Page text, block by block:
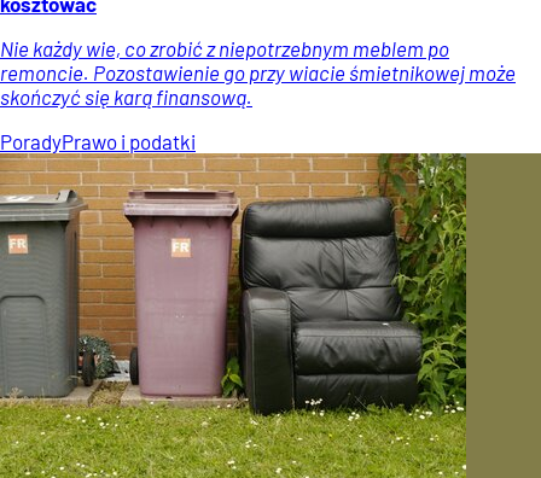
Nie każdy wie, co zrobić z niepotrzebnym meblem po
remoncie. Pozostawienie go przy wiacie śmietnikowej może
skończyć się karą finansową.
PoradyPrawo i podatki